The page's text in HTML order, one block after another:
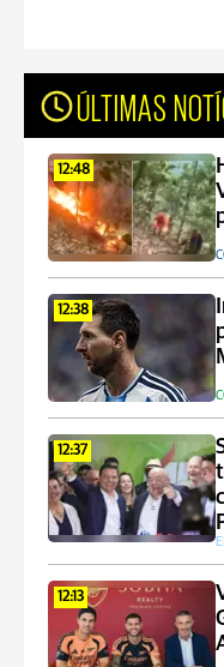
ÚLTIMAS
12:48
12:38
12:37
12:13